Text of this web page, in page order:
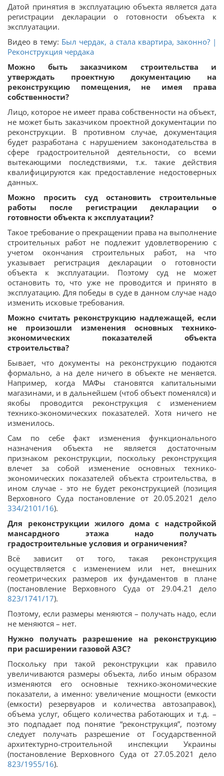
Датой принятия в эксплуатацию объекта является дата
регистрации декларации о готовности объекта к
эксплуатации.
Видео в тему: Был чердак, а стала квартира, законно? |
Реконструкция чердака
Можно быть заказчиком строительства и
утверждать проектную документацию на
реконструкцию помещения, не имея права
собственности?
Лицо, которое не имеет права собственности на объект,
не может быть заказчиком проектной документации по
реконструкции. В противном случае, документация
будет разработана с нарушением законодательства в
сфере градостроительной деятельности, со всеми
вытекающими последствиями, т.к. такие действия
квалифицируются как предоставление недостоверных
данных.
Можно просить суд остановить строительные
работы после регистрации декларации о
готовности объекта к эксплуатации?
Такое требование о прекращении права на выполнение
строительных работ не подлежит удовлетворению с
учетом окончания строительных работ, на что
указывает регистрация декларации о готовности
объекта к эксплуатации. Поэтому суд не может
остановить то, что уже не проводится и принято в
эксплуатацию. Для победы в суде в данном случае надо
изменить исковые требования.
Можно считать реконструкцию надлежащей, если
не произошли изменения основных технико-
экономических показателей объекта
строительства?
Бывает, что документы на реконструкцию подаются
формально, а на деле ничего в объекте не меняется.
Например, когда МАФы становятся капитальными
магазинами, и в дальнейшем (чтоб объект поменялся) и
якобы проводится реконструкция с изменением
технико-экономических показателей. Хотя ничего не
изменилось.
Сам по себе факт изменения функционального
назначения объекта не является достаточным
признаком реконструкции, поскольку реконструкция
влечет за собой изменение основных технико-
экономических показателей объекта строительства, в
ином случае - это не будет реконструкцией (позиция
Верховного Суда постановление от 20.05.2021 дело
334/2101/16).
Для реконструкции жилого дома с надстройкой
мансардного этажа надо получать
градостроительные условия и ограничения?
Всё зависит от того, такая реконструкция
осуществляется с изменением или нет, внешних
геометрических размеров их фундаментов в плане
(постановление Верховного Суда от 29.04.21 дело
823/1741/17).
Поэтому, если размеры меняются – получать надо, если
не меняются – нет.
Нужно получать разрешение на реконструкцию
при расширении газовой АЗС?
Поскольку при такой реконструкции как правило
увеличиваются размеры объекта, либо иным образом
изменяются его основные технико-экономические
показатели, а именно: увеличение мощности (емкости
(емкости) резервуаров и количества автозаправок),
объема услуг, общего количества работающих и т.д. –
это подпадает под понятие “реконструкция”, поэтому
следует получать разрешение от Государственной
архитектурно-строительной инспекции Украины
(постановление Верховного Суда от 27.05.2021 дело
823/1955/16).